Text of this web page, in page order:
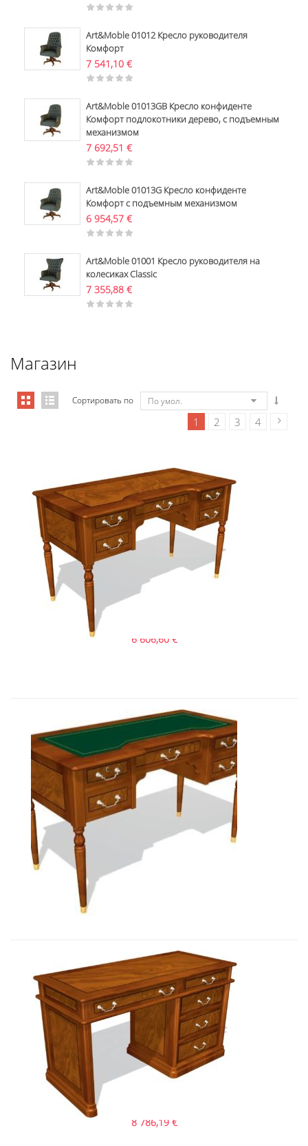
Art&Moble 01012 Кресло руководителя
Комфорт
7 541,10 €
Art&Moble 01013GB Кресло конфиденте
Комфорт подлокотники дерево, с подъемным
механизмом
7 692,51 €
Art&Moble 01013G Кресло конфиденте
Комфорт с подъемным механизмом
6 954,57 €
Art&Moble 01001 Кресло руководителя на
колесиках Classic
7 355,88 €
Магазин
Сортировать по По умол.
1 2 3 4
Art&Moble 01124 Стол секретаря �...
6 606,60 €
Art&Moble 01124 Стол секретаря �...
Art&Moble 01123 Стол секретаря �...
8 786,19 €